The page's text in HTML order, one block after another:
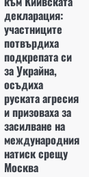
декларация:
участниците
потвърдиха
подкрепата си
за Украйна,
осъдиха
руската агресия
и призоваха за
засилване на
международния
натиск срещу
Москва